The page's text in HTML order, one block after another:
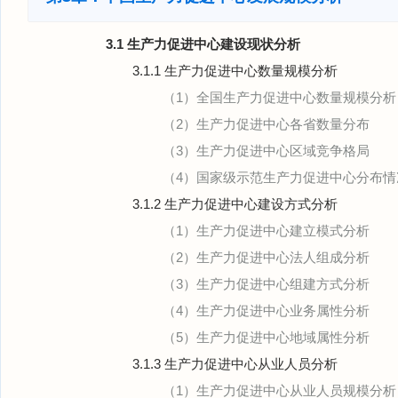
3.1 生产力促进中心建设现状分析
3.1.1 生产力促进中心数量规模分析
（1）全国生产力促进中心数量规模分析
（2）生产力促进中心各省数量分布
（3）生产力促进中心区域竞争格局
（4）国家级示范生产力促进中心分布
3.1.2 生产力促进中心建设方式分析
（1）生产力促进中心建立模式分析
（2）生产力促进中心法人组成分析
（3）生产力促进中心组建方式分析
（4）生产力促进中心业务属性分析
（5）生产力促进中心地域属性分析
3.1.3 生产力促进中心从业人员分析
（1）生产力促进中心从业人员规模分析